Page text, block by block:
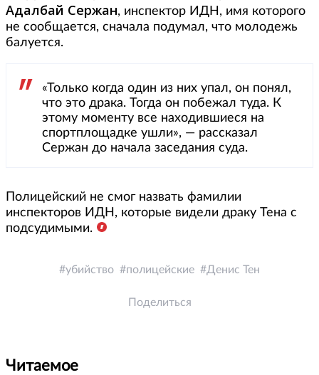
Адалбай Сержан, инспектор ИДН, имя которого
не сообщается, сначала подумал, что молодежь
балуется.
«Только когда один из них упал, он понял,
что это драка. Тогда он побежал туда. К
этому моменту все находившиеся на
спортплощадке ушли», — рассказал
Сержан до начала заседания суда.
Полицейский не смог назвать фамилии
инспекторов ИДН, которые видели драку Тена с
подсудимыми.
убийство полицейские Денис Тен
Поделиться
Читаемое